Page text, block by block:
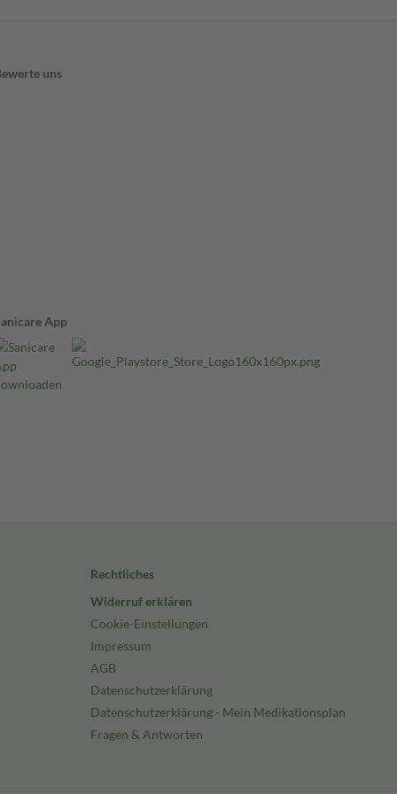
uns
App
Rechtliches
Widerruf erklären
Cookie-Einstellungen
Impressum
AGB
Datenschutzerklärung
Datenschutzerklärung - Mein Medikationsplan
Fragen & Antworten